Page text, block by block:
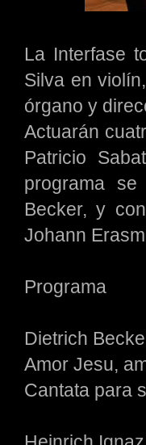
La Interfase
Silva en
órgano y
Actuarán
Patricio
programa
Becker, y
Johann
Programa
Dietrich
Amor Jesu,
Cantata para